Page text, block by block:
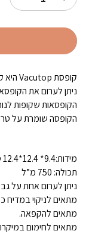
קופסת Vacutop היא קופסה הכרחית במטבח של כל אחד ואחת.
ניתן לערום את
הקופסאות שקופות
הקופסה שומרת על
מידות:9.4* 12.4*12.4 ס”מ
תכולה: 750 מ”ל
ניתן לערום אחת על
מתאים לניקוי במדיח
מתאים להקפאה.
מתאים לחימום